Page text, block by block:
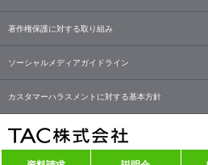
著作権保護に対する取り組み
ソーシャルメディアガイドライン
カスタマーハラスメントに対する基本方針